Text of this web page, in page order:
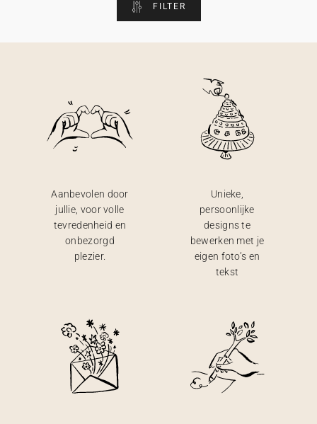
FILTER
Aanbevolen door
jullie, voor volle
tevredenheid en
onbezorgd
plezier.
Unieke,
persoonlijke
designs te
bewerken met je
eigen foto’s en
tekst